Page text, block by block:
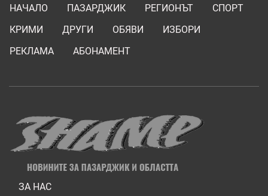
НАЧАЛО ПАЗАРДЖИК РЕГИОНЪТ
СПОРТ
КРИМИ
ДРУГИ ОБЯВИ
ИЗБОРИ
РЕКЛАМА
АБОНАМЕНТ
ЗА НАС